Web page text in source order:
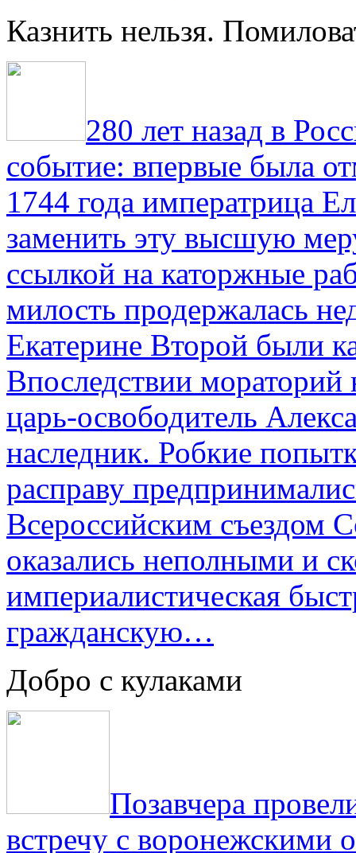
Казнить нельзя.
280 лет назад в
событие: впервые была
1744 года императрица
заменить эту высшую
ссылкой на каторжные
милость продержалась
Екатерине Второй были
Впоследствии мораторий
царь-освободитель
наследник. Робкие
расправу
Всероссийским съездом
оказались неполными и
империалистическая
гражданскую…
Добро с кулаками
Позавчера
встречу с воронежскими